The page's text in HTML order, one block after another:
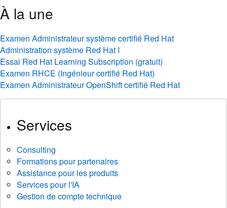
À la une
Examen Administrateur système certifié Red Hat
Administration système Red Hat I
Essai Red Hat Learning Subscription (gratuit)
Examen RHCE (Ingénieur certifié Red Hat)
Examen Administrateur OpenShift certifié Red Hat
Services
Consulting
Formations pour partenaires
Assistance pour les produits
Services pour l'IA
Gestion de compte technique